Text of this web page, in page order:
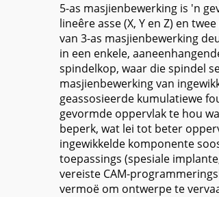
5-as masjienbewerking is 'n
lineêre asse (X, Y en Z) en
van 3-as masjienbewerking
in een enkele,
spindelkop, waar die spindel
masjienbewerking van
geassosieerde kumulatiewe
gevormde oppervlak te hou
beperk, wat lei tot beter
ingewikkelde komponente
toepassings (spesiale
vereiste CAM-
vermoë om ontwerpe te